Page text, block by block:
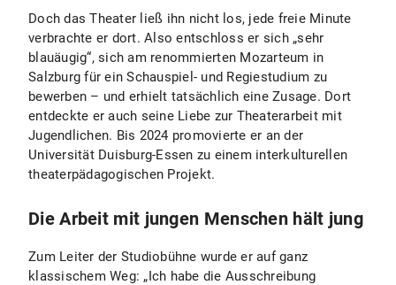
Doch das Theater ließ ihn nicht los, jede freie Minute
verbrachte er dort. Also entschloss er sich „sehr
blauäugig“, sich am renommierten Mozarteum in
Salzburg für ein Schauspiel- und Regiestudium zu
bewerben – und erhielt tatsächlich eine Zusage. Dort
entdeckte er auch seine Liebe zur Theaterarbeit mit
Jugendlichen. Bis 2024 promovierte er an der
Universität Duisburg-Essen zu einem interkulturellen
theaterpädagogischen Projekt.
Die Arbeit mit jungen Menschen hält jung
Zum Leiter der Studiobühne wurde er auf ganz
klassischem Weg: „Ich habe die Ausschreibung